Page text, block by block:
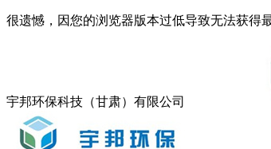
很遗憾，因您的浏览器版本过低导致无法获得
宇邦环保科技（甘肃）有限公司